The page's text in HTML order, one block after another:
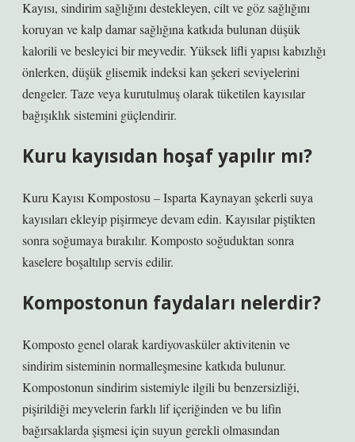
Kayısı, sindirim sağlığını destekleyen, cilt ve göz sağlığını
koruyan ve kalp damar sağlığına katkıda bulunan düşük
kalorili ve besleyici bir meyvedir. Yüksek lifli yapısı kabızlığı
önlerken, düşük glisemik indeksi kan şekeri seviyelerini
dengeler. Taze veya kurutulmuş olarak tüketilen kayısılar
bağışıklık sistemini güçlendirir.
Kuru kayısıdan hoşaf yapılır mı?
Kuru Kayısı Kompostosu – Isparta Kaynayan şekerli suya
kayısıları ekleyip pişirmeye devam edin. Kayısılar piştikten
sonra soğumaya bırakılır. Komposto soğuduktan sonra
kaselere boşaltılıp servis edilir.
Kompostonun faydaları nelerdir?
Komposto genel olarak kardiyovasküler aktivitenin ve
sindirim sisteminin normalleşmesine katkıda bulunur.
Kompostonun sindirim sistemiyle ilgili bu benzersizliği,
pişirildiği meyvelerin farklı lif içeriğinden ve bu lifin
bağırsaklarda şişmesi için suyun gerekli olmasından